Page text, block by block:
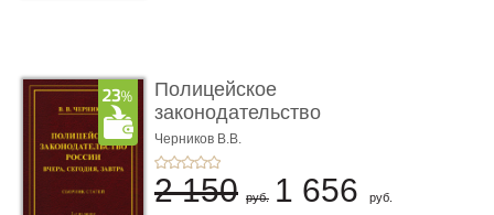
Полицейское
законодательство
России: вчера, с� ...
Черников В.В.
2 150 руб. 1 656 руб.